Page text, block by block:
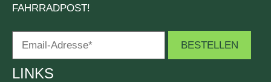
FAHRRADPOST!
LINKS